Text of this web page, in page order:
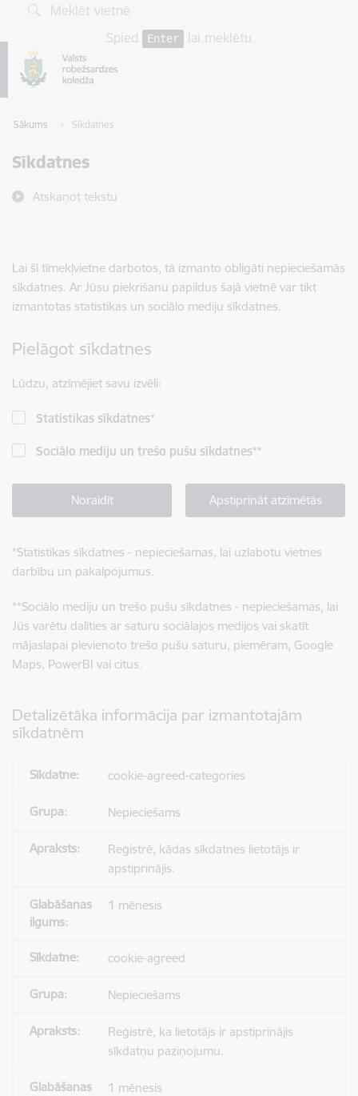
Pāriet uz lapas saturu
Spied
Enter lai meklētu
Sākums Sīkdatnes
Sīkdatnes
Atskaņot tekstu
Lai šī tīmekļvietne darbotos, tā izmanto obligāti nepieciešamās
sīkdatnes. Ar Jūsu piekrišanu papildus šajā vietnē var tikt
izmantotas statistikas un sociālo mediju sīkdatnes.
Pielāgot sīkdatnes
Lūdzu, atzīmējiet savu izvēli:
Statistikas sīkdatnes*
Sociālo mediju un trešo pušu sīkdatnes**
Noraidīt Apstiprināt atzīmētās
*Statistikas sīkdatnes - nepieciešamas, lai uzlabotu vietnes
darbību un pakalpojumus.
**Sociālo mediju un trešo pušu sīkdatnes - nepieciešamas, lai
Jūs varētu dalīties ar saturu sociālajos medijos vai skatīt
mājaslapai pievienoto trešo pušu saturu, piemēram, Google
Maps, PowerBI vai citus.
Detalizētāka informācija par izmantotajām
sīkdatnēm
cookie-agreed-categories
Nepieciešams
Reģistrē, kādas sīkdatnes lietotājs ir
apstiprinājis.
1 mēnesis
cookie-agreed
Nepieciešams
Reģistrē, ka lietotājs ir apstiprinājis
sīkdatņu paziņojumu.
1 mēnesis